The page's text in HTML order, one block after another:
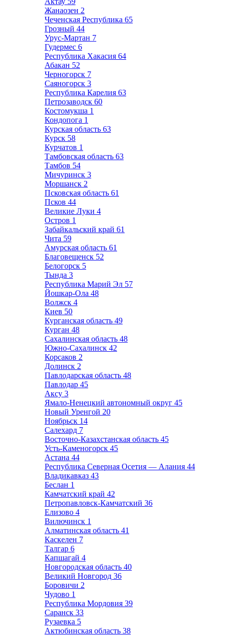
Жанаозен 2
Чеченская Республика 65
Грозный 44
Урус-Мартан 7
Гудермес 6
Республика Хакасия 64
Абакан 52
Черногорск 7
Саяногорск 3
Республика Карелия 63
Петрозаводск 60
Костомукша 1
Кондопога 1
Курская область 63
Курск 58
Курчатов 1
Тамбовская область 63
Тамбов 54
Мичуринск 3
Моршанск 2
Псковская область 61
Псков 44
Великие Луки 4
Остров 1
Забайкальский край 61
Чита 59
Амурская область 61
Благовещенск 52
Белогорск 5
Тында 3
Республика Марий Эл 57
Йошкар-Ола 48
Волжск 4
Киев 50
Курганская область 49
Курган 48
Сахалинская область 48
Южно-Сахалинск 42
Корсаков 2
Долинск 2
Павлодарская область 48
Павлодар 45
Аксу 3
Ямало-Ненецкий автономный округ 45
Новый Уренгой 20
Ноябрьск 14
Салехард 7
Восточно-Казахстанская область 45
Усть-Каменогорск 45
Астана 44
Республика Северная Осетия — Алания 44
Владикавказ 43
Беслан 1
Камчатский край 42
Петропавловск-Камчатский 36
Елизово 4
Вилючинск 1
Алматинская область 41
Каскелен 7
Талгар 6
Капшагай 4
Новгородская область 40
Великий Новгород 36
Боровичи 2
Чудово 1
Республика Мордовия 39
Саранск 33
Рузаевка 5
Актюбинская область 38